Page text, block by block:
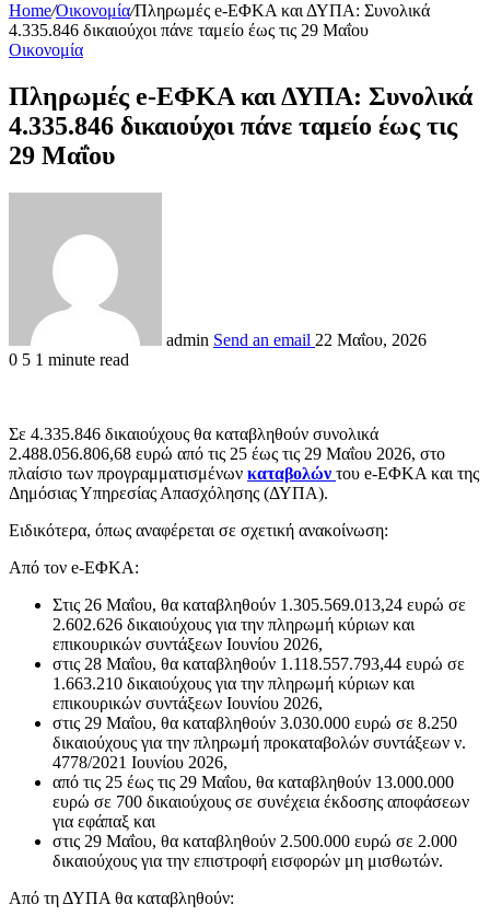
Home/Οικονομία/Πληρωμές e-ΕΦΚΑ και ΔΥΠΑ: Συνολικά
4.335.846 δικαιούχοι πάνε ταμείο έως τις 29 Μαΐου
Οικονομία
Πληρωμές e-ΕΦΚΑ και ΔΥΠΑ: Συνολικά
4.335.846 δικαιούχοι πάνε ταμείο έως τις
29 Μαΐου
admin Send an email 22 Μαΐου, 2026
0 5 1 minute read
Σε 4.335.846 δικαιούχους θα καταβληθούν συνολικά
2.488.056.806,68 ευρώ από τις 25 έως τις 29 Μαΐου 2026, στο
πλαίσιο των προγραμματισμένων καταβολών του e-ΕΦΚΑ και της
Δημόσιας Υπηρεσίας Απασχόλησης (ΔΥΠΑ).
Ειδικότερα, όπως αναφέρεται σε σχετική ανακοίνωση:
Από τον e-ΕΦΚΑ:
Στις 26 Μαΐου, θα καταβληθούν 1.305.569.013,24 ευρώ σε
2.602.626 δικαιούχους για την πληρωμή κύριων και
επικουρικών συντάξεων Ιουνίου 2026,
στις 28 Μαΐου, θα καταβληθούν 1.118.557.793,44 ευρώ σε
1.663.210 δικαιούχους για την πληρωμή κύριων και
επικουρικών συντάξεων Ιουνίου 2026,
στις 29 Μαΐου, θα καταβληθούν 3.030.000 ευρώ σε 8.250
δικαιούχους για την πληρωμή προκαταβολών συντάξεων ν.
4778/2021 Ιουνίου 2026,
από τις 25 έως τις 29 Μαΐου, θα καταβληθούν 13.000.000
ευρώ σε 700 δικαιούχους σε συνέχεια έκδοσης αποφάσεων
για εφάπαξ και
στις 29 Μαΐου, θα καταβληθούν 2.500.000 ευρώ σε 2.000
δικαιούχους για την επιστροφή εισφορών μη μισθωτών.
Από τη ΔΥΠΑ θα καταβληθούν: